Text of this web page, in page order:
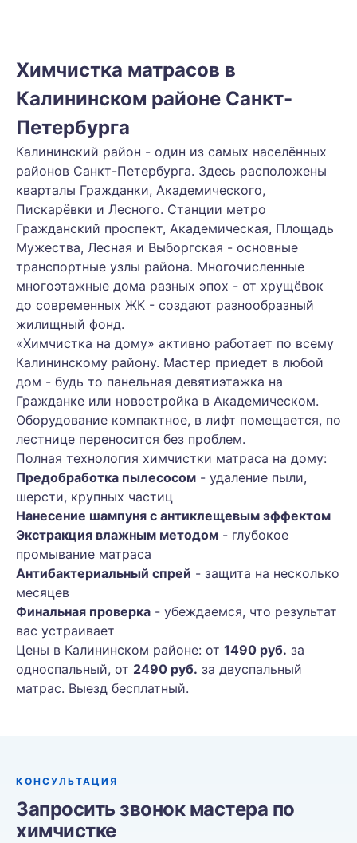
Химчистка матрасов в
Калининском районе Санкт-
Петербурга
Калининский район - один из самых населённых
районов Санкт-Петербурга. Здесь расположены
кварталы Гражданки, Академического,
Пискарёвки и Лесного. Станции метро
Гражданский проспект, Академическая, Площадь
Мужества, Лесная и Выборгская - основные
транспортные узлы района. Многочисленные
многоэтажные дома разных эпох - от хрущёвок
до современных ЖК - создают разнообразный
жилищный фонд.
«Химчистка на дому» активно работает по всему
Калининскому району. Мастер приедет в любой
дом - будь то панельная девятиэтажка на
Гражданке или новостройка в Академическом.
Оборудование компактное, в лифт помещается, по
лестнице переносится без проблем.
Полная технология химчистки матраса на дому:
Предобработка пылесосом - удаление пыли,
шерсти, крупных частиц
Нанесение шампуня с антиклещевым эффектом
Экстракция влажным методом - глубокое
промывание матраса
Антибактериальный спрей - защита на несколько
месяцев
Финальная проверка - убеждаемся, что результат
вас устраивает
Цены в Калининском районе: от 1490 руб. за
односпальный, от 2490 руб. за двуспальный
матрас. Выезд бесплатный.
КОНСУЛЬТАЦИЯ
Запросить звонок мастера по
химчистке